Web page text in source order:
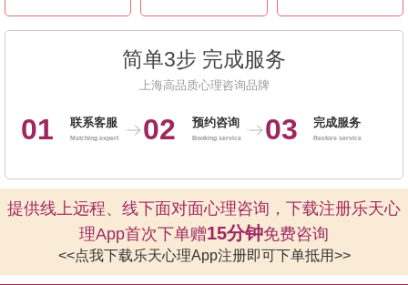
简单3步 完成服务
上海高品质心理咨询品牌
01 联系客服
Matching expert 02 预约咨询
Booking service 03 完成服务
Restore service
提供线上远程、线下面对面心理咨询，下载注册乐天心
理App首次下单赠15分钟免费咨询
<<点我下载乐天心理App注册即可下单抵用>>